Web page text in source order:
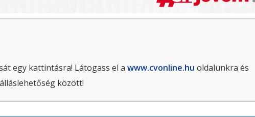
egy kattintásra! Látogass el awww.cvonline.hu oldalunkra és
között!